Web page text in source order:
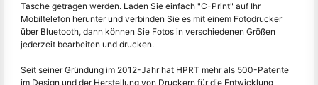
Tasche getragen werden. Laden Sie einfach "C-Print" auf Ihr
Mobiltelefon herunter und verbinden Sie es mit einem Fotodrucker
über Bluetooth, dann können Sie Fotos in verschiedenen Größen
jederzeit bearbeiten und drucken.
Seit seiner Gründung im 2012-Jahr hat HPRT mehr als 500-Patente
im Design und der Herstellung von Druckern für die Entwicklung